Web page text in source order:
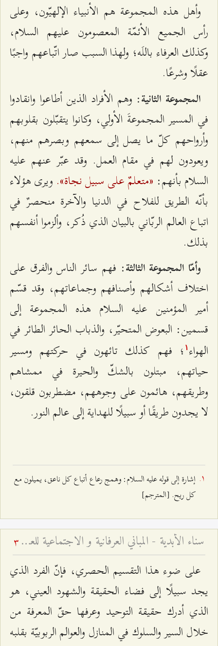
وأهل هذه المجموعة هم الأنبياء الإلهيّون، وعلى
رأس الجميع الأئمّة المعصومون عليهم السلام،
وكذلك العرفاء باللَه؛ ولهذا السبب صار اتّباعهم واجبًا
عقلًا وشرعًا.
المجموعة الثانية: وهم الأفراد الذين أطاعوا وانقادوا
في المسير المجموعةَ الأولي، وكانوا يتقبّلون بقلوبهم
وأرواحهم كلّ ما يصل إلى سمعهم وبصرهم منهم،
ويعودون لهم في مقام العمل. وقد عبّر عنهم عليه
السلام بأنهم: «متعلمٌ على سبيل نجاة». ويرى هؤلاء
بأنّه الطريق للفلاح في الدنيا والآخرة منحصرٌ في
اتباع العالم الربّاني بالبيان الذي ذُكر، وألزموا أنفسهم
بذلك.
وأمّا المجموعة الثالثة: فهم سائر الناس والفرق على
اختلاف أشكالهم وأصنافهم وجماعاتهم، وقد قسّم
أمير المؤمنين عليه السلام هذه المجموعة إلى
قسمين: البعوض المتحيّر، والذباب الحائر الطائر في
الهواء ۱ ؛ فهم كذلك تائهون في حركتهم ومسير
حياتهم، مبتلون بالشكّ والحيرة في ممشاهم
وطريقهم، هائمون على وجوههم، مضطربون قلقون،
لا يجدون طريقًا أو سبيلًا للهداية إلى عالم النور.
إشارة إلى قوله عليه السلام: وهمج رعاع أتباع كل ناعق، يميلون مع
كل ريح. [المترجم‌]
سناء الأبدية - المباني العرفانية و الاجتماعية للعلامة الطهراني 3
على ضوء هذا التقسيم الحصري، فإنّ الفرد الذي
يجد سبيلًا إلى فضاء الحقيقة والشهود العيني، هو
الذي أدرك حقيقة التوحيد وعرفها حقّ المعرفة من
خلال السير والسلوك في المنازل والعوالم الربوبيّة بقلبه